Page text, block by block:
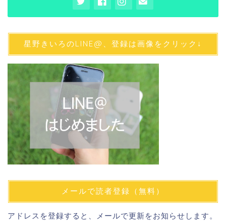
星野きいろのLINE@、登録は画像をクリック↓
メールで読者登録（無料）
アドレスを登録すると、メールで更新をお知らせします。